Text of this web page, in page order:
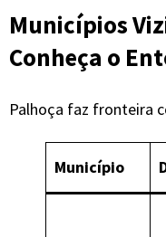
Municípios
Conheça o
Palhoça faz fronteira
Município